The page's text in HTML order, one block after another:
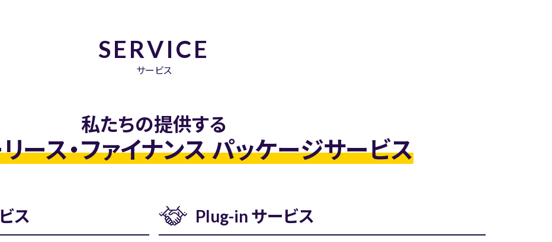
SERVICE
サービス
私たちの提供する
ース・ファイナンスパッケージサービス
ス Plug-in サービス